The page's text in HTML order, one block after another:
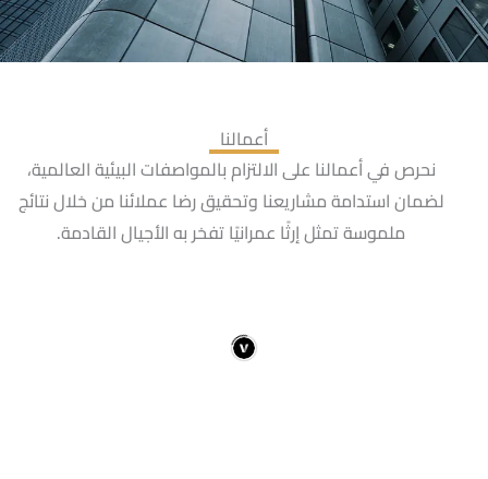
أعمالنا
نحرص في أعمالنا على الالتزام بالمواصفات البيئية العالمية،
لضمان استدامة مشاريعنا وتحقيق رضا عملائنا من خلال نتائج
ملموسة تمثل إرثًا عمرانيًا تفخر به الأجيال القادمة.